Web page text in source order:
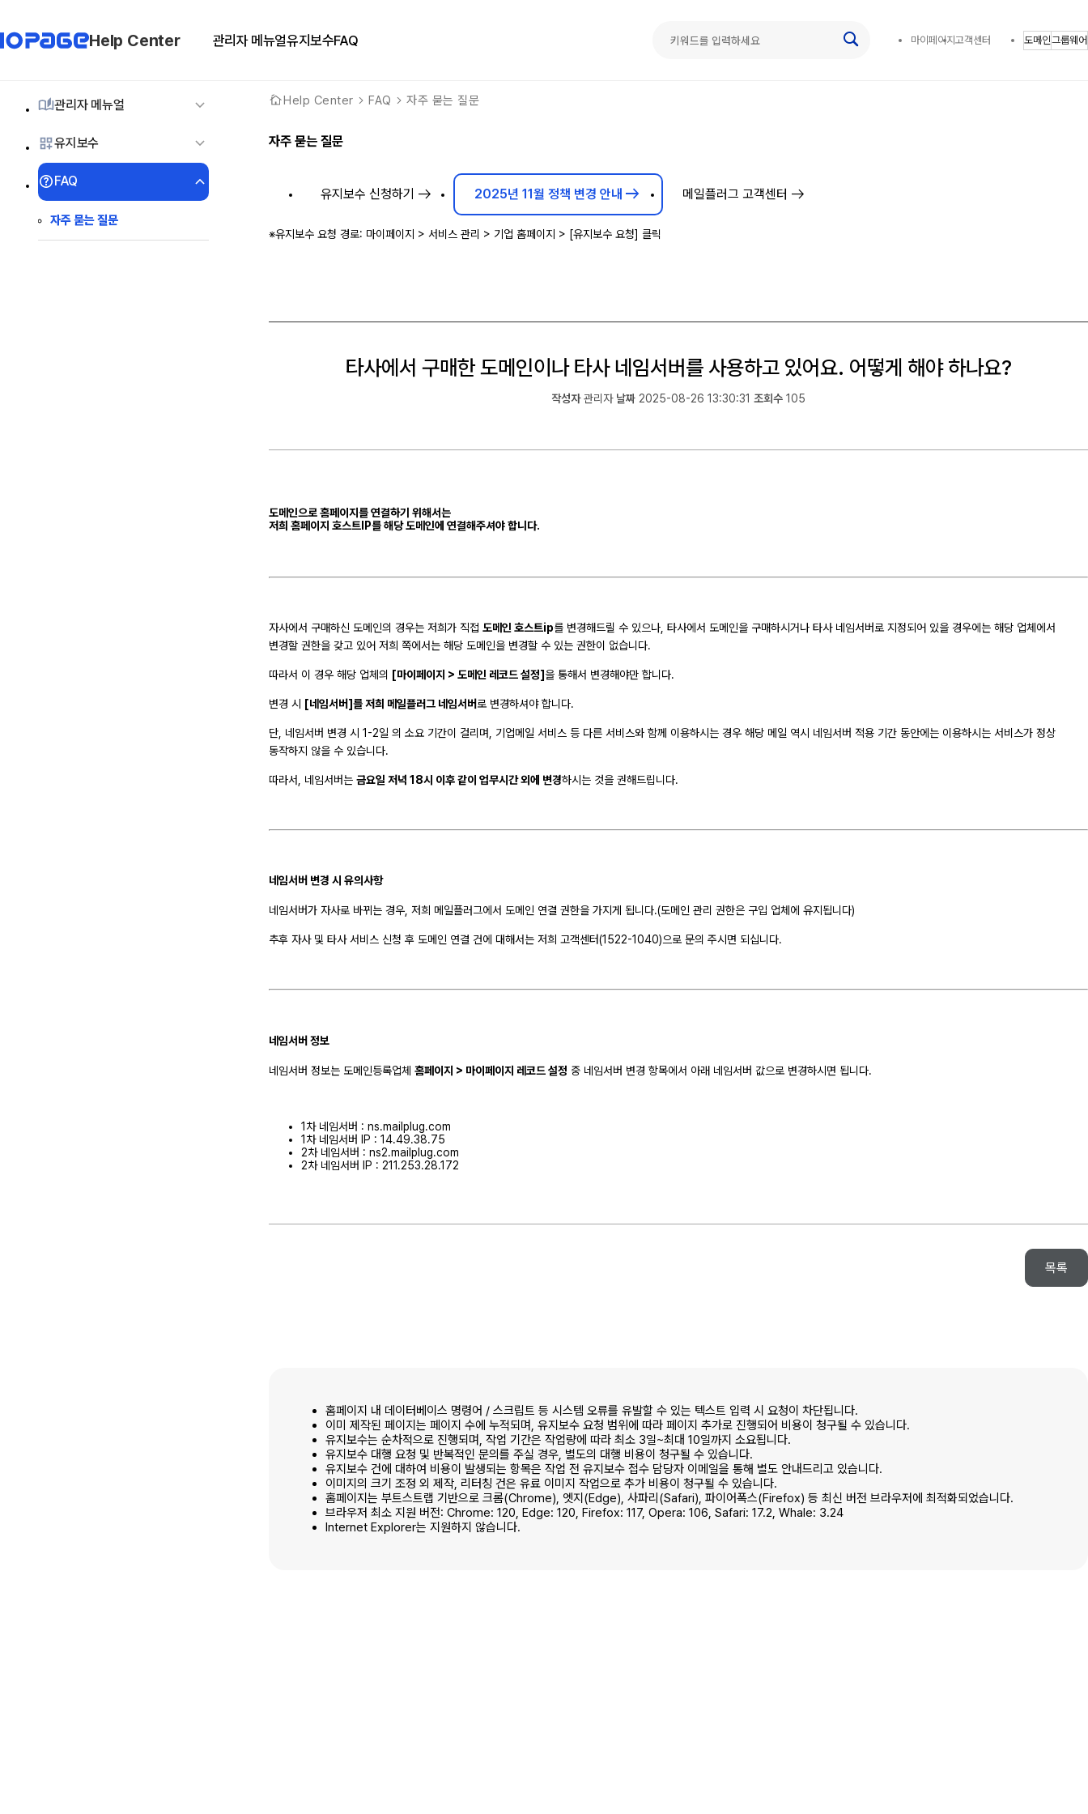
Help Center 관리자 메뉴얼유지보수FAQ 마이페이지 고객센터 도메인그룹웨어
관리자 메뉴얼
유지보수
FAQ
자주 묻는 질문
Help Center FAQ 자주 묻는 질문
자주 묻는 질문
유지보수 신청하기 arrow_right_alt 2025년 11월 정책 변경 안내 arrow_right_alt 메일플러그 고객센터 arrow_right_alt
※유지보수 요청 경로: 마이페이지 > 서비스 관리 > 기업 홈페이지 > [유지보수 요청] 클릭
타사에서 구매한 도메인이나 타사 네임서버를 사용하고 있어요. 어떻게 해야 하나요?
작성자관리자 날짜 2025-08-26 13:30:31 조회수 105
도메인으로 홈페이지를 연결하기 위해서는
저희 홈페이지호스트IP를 해당 도메인에 연결해주셔야 합니다.
자사에서 구매하신 도메인의 경우는 저희가 직접도메인 호스트ip를 변경해드릴 수 있으나, 타사에서 도메인을 구매하시거나 타사 네임서버로 지정되어 있을 경우에는 해당 업체에서
변경할 권한을 갖고 있어 저희 쪽에서는 해당 도메인을 변경할 수 있는 권한이 없습니다.
따라서 이 경우 해당 업체의 [마이페이지 > 도메인 레코드 설정]을 통해서 변경해야만 합니다.
변경 시 [네임서버]를 저희 메일플러그 네임서버로 변경하셔야 합니다.
단, 네임서버 변경 시 1-2일 의 소요 기간이 걸리며, 기업메일 서비스 등 다른 서비스와 함께 이용하시는 경우 해당 메일 역시 네임서버 적용 기간 동안에는 이용하시는 서비스가 정상
동작하지 않을 수 있습니다.
따라서, 네임서버는금요일 저녁 18시 이후 같이 업무시간 외에 변경하시는 것을 권해드립니다.
네임서버 변경 시 유의사항
네임서버가 자사로 바뀌는 경우, 저희 메일플러그에서 도메인 연결 권한을 가지게 됩니다.(도메인 관리 권한은 구입 업체에 유지됩니다)
추후 자사 및 타사 서비스 신청 후 도메인 연결 건에 대해서는 저희 고객센터(1522-1040)으로 문의 주시면 되십니다.
네임서버 정보
네임서버 정보는 도메인등록업체홈페이지 > 마이페이지 레코드 설정 중 네임서버 변경 항목에서 아래 네임서버 값으로 변경하시면 됩니다.
1차 네임서버 : ns.mailplug.com
1차 네임서버 IP : 14.49.38.75
2차 네임서버 : ns2.mailplug.com
2차 네임서버 IP : 211.253.28.172
목록
홈페이지 내 데이터베이스 명령어 / 스크립트 등 시스템 오류를 유발할 수 있는 텍스트 입력 시 요청이 차단됩니다.
이미 제작된 페이지는 페이지 수에 누적되며, 유지보수 요청 범위에 따라 페이지 추가로 진행되어 비용이 청구될 수 있습니다.
유지보수는 순차적으로 진행되며, 작업 기간은 작업량에 따라 최소 3일~최대 10일까지 소요됩니다.
유지보수 대행 요청 및 반복적인 문의를 주실 경우, 별도의 대행 비용이 청구될 수 있습니다.
유지보수 건에 대하여 비용이 발생되는 항목은 작업 전 유지보수 접수 담당자 이메일을 통해 별도 안내드리고 있습니다.
이미지의 크기 조정 외 제작, 리터칭 건은 유료 이미지 작업으로 추가 비용이 청구될 수 있습니다.
홈페이지는 부트스트랩 기반으로 크롬(Chrome), 엣지(Edge), 사파리(Safari), 파이어폭스(Firefox) 등 최신 버전 브라우저에 최적화되었습니다.
브라우저 최소 지원 버전: Chrome: 120, Edge: 120, Firefox: 117, Opera: 106, Safari: 17.2, Whale: 3.24
Internet Explorer는 지원하지 않습니다.